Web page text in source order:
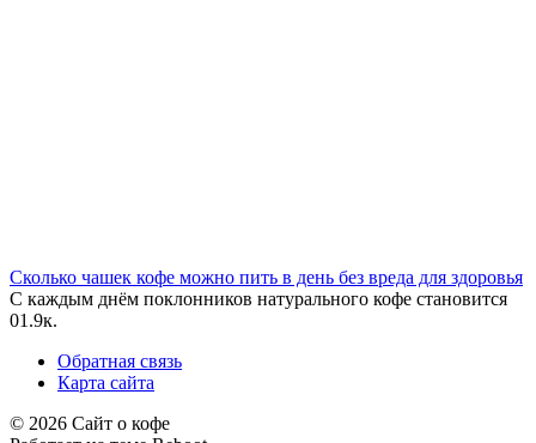
Сколько чашек кофе можно пить в день без вреда для здоровья
С каждым днём поклонников натурального кофе становится
01.9к.
Обратная связь
Карта сайта
© 2026 Сайт о кофе